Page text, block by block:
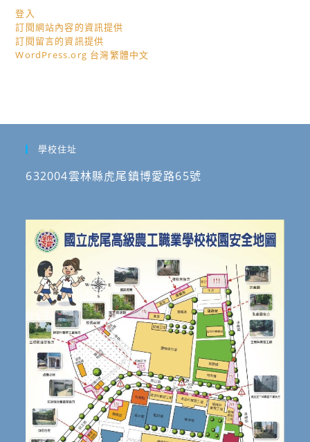
登入
訂閱網站內容的資訊提供
訂閱留言的資訊提供
WordPress.org 台灣繁體中文
學校住址
632004雲林縣虎尾鎮博愛路65號